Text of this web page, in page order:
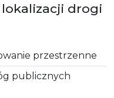
drogi
przestrzenne
publicznych